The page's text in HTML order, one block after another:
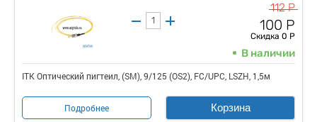
112 Р
100 Р
Скидка 0 Р
В наличии
ITK Оптический пигтеил, (SM), 9/125 (OS2), FC/UPC, LSZH, 1,5м
Подробнее Корзина